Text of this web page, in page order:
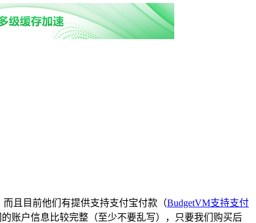
且目前他们有提供支持支付宝付款（BudgetVM支持支付
账户信息比较完整（至少不要乱写），只要我们购买后